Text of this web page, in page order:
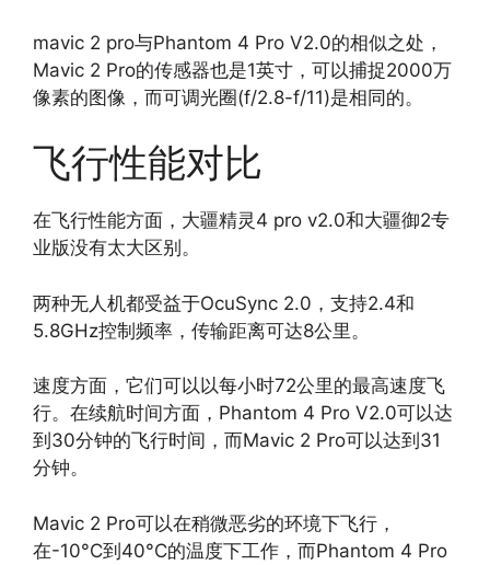
mavic 2 pro与Phantom 4 Pro V2.0的相似之处，
Mavic 2 Pro的传感器也是1英寸，可以捕捉2000万
像素的图像，而可调光圈(f/2.8-f/11)是相同的。
飞行性能对比
在飞行性能方面，大疆精灵4 pro v2.0和大疆御2专
业版没有太大区别。
两种无人机都受益于OcuSync 2.0，支持2.4和
5.8GHz控制频率，传输距离可达8公里。
速度方面，它们可以以每小时72公里的最高速度飞
行。在续航时间方面，Phantom 4 Pro V2.0可以达
到30分钟的飞行时间，而Mavic 2 Pro可以达到31
分钟。
Mavic 2 Pro可以在稍微恶劣的环境下飞行，
在-10°C到40°C的温度下工作，而Phantom 4 Pro